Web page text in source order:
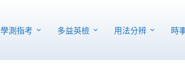
學測指考 多益英檢 用法分辨 時